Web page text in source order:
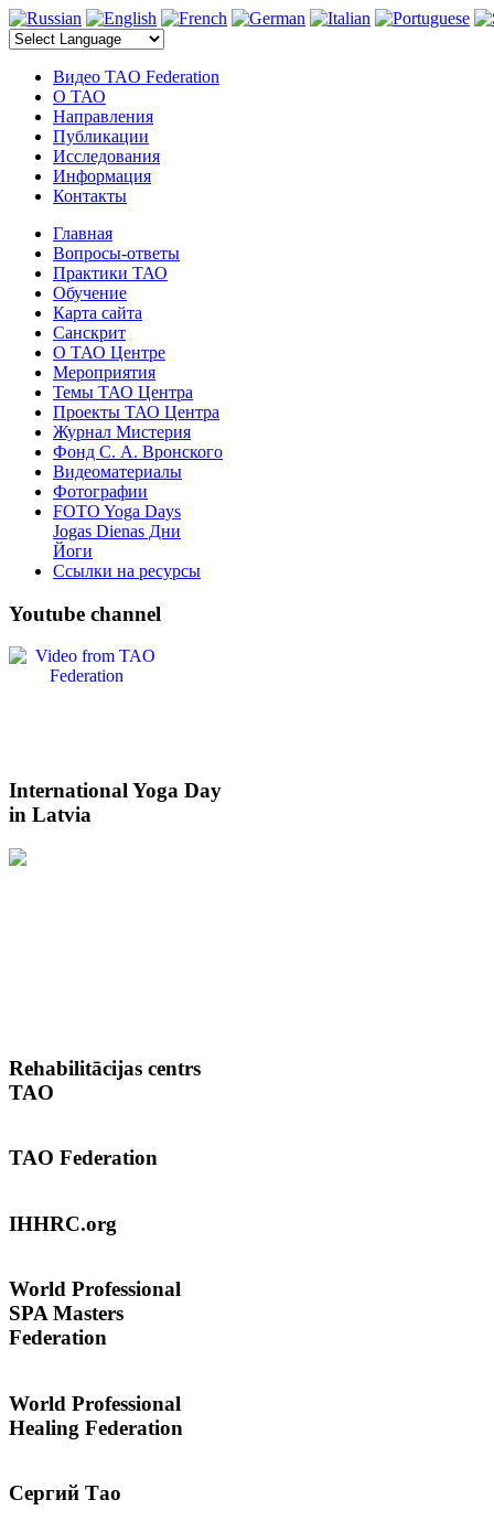
электронные компоненты
Видео TAO Federation
О ТАО
Направления
Публикации
Исследования
Информация
Контакты
Главная
Вопросы-ответы
Практики ТАО
Обучение
Карта сайта
Санскрит
О ТАО Центре
Мероприятия
Темы ТАО Центра
Проекты ТАО Центра
Журнал Мистерия
Фонд С. А. Вронского
Видеоматериалы
Фотографии
FOTO Yoga Days
Jogas Dienas Дни
Йоги
Ссылки на ресурсы
Youtube channel
InternationalYoga Day
in Latvia
Rehabilitācijas centrs
TAO
TAO Federation
IHHRC.org
World Professional
SPA Masters
Federation
World Professional
Healing Federation
Сергий Тао